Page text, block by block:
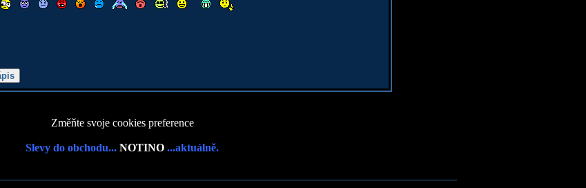
Změňte svoje cookies preference
Slevy do obchodu... NOTINO ...aktuálně.